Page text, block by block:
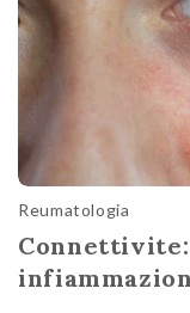
Reumatologia